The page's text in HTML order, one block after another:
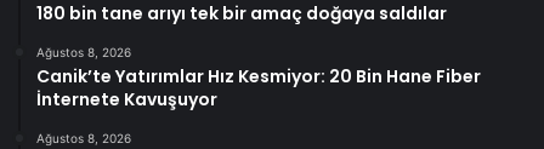
180 bin tane arıyı tek bir amaç doğaya saldılar
Ağustos 8, 2026
Canik’te Yatırımlar Hız Kesmiyor: 20 Bin Hane Fiber
İnternete Kavuşuyor
Ağustos 8, 2026